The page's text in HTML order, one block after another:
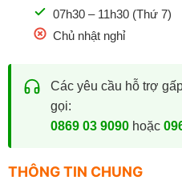
07h30 – 11h30 (Thứ 7)
Chủ nhật nghỉ
Các yêu cầu hỗ trợ
gọi:
0869 03 9090hoặc
THÔNG TIN CHUNG